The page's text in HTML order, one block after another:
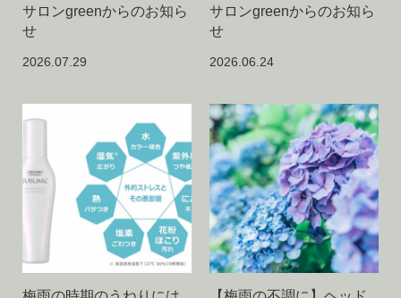
サロンgreenからのお知ら
せ
2026.07.29
サロンgreenからのお知ら
せ
2026.06.24